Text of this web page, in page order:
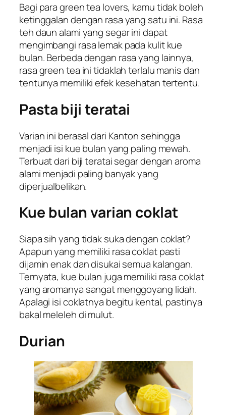
Bagi paragreen tea lovers, kamu tidak boleh
ketinggalan dengan rasa yang satu ini. Rasa
teh daun alami yang segar ini dapat
mengimbangi rasa lemak pada kulit kue
bulan. Berbeda dengan rasa yang lainnya,
rasagreen tea ini tidaklah terlalu manis dan
tentunya memiliki efek kesehatan tertentu.
Pasta biji teratai
Varian ini berasal dari Kanton sehingga
menjadi isi kue bulan yang paling mewah.
Terbuat dari biji teratai segar dengan aroma
alami menjadi paling banyak yang
diperjualbelikan.
Kue bulan varian coklat
Siapa sih yang tidak suka dengan coklat?
Apapun yang memiliki rasa coklat pasti
dijamin enak dan disukai semua kalangan.
Ternyata, kue bulan juga memiliki rasa coklat
yang aromanya sangat menggoyang lidah.
Apalagi isi coklatnya begitu kental, pastinya
bakal meleleh di mulut.
Durian